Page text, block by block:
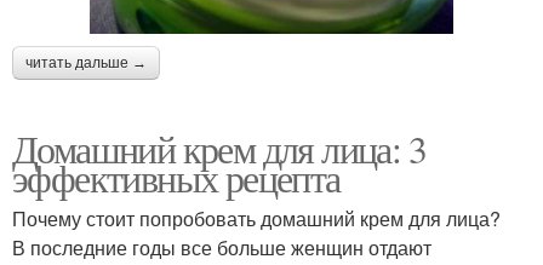
читать дальше →
Домашний крем для лица: 3
эффективных рецепта
Почему стоит попробовать домашний крем для лица?
В последние годы все больше женщин отдают